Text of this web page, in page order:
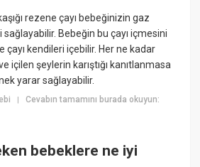
rezene çayı bebeğinizin gaz
sağlayabilir. Bebeğin bu çayı içmesini
kendileri içebilir. Her ne kadar
içilen şeylerin karıştığı kanıtlanmasa
yarar sağlayabilir.
|Cevabın tamamını burada okuyun:
bebeklere ne iyi